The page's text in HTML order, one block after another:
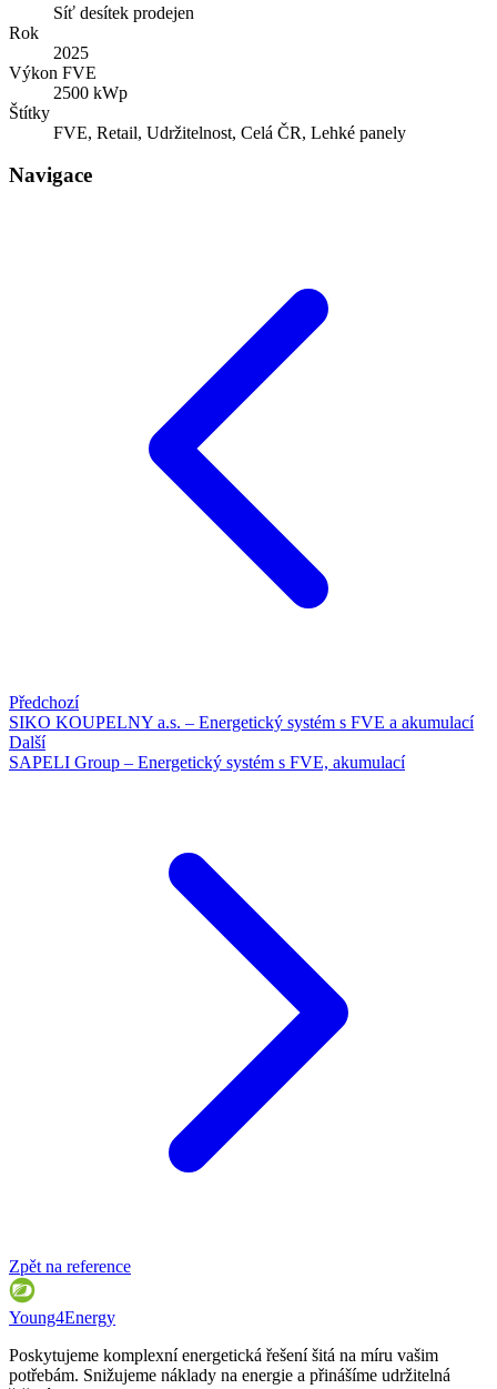
Síť desítek prodejen
Rok
2025
Výkon FVE
2500 kWp
Štítky
FVE, Retail, Udržitelnost, Celá ČR, Lehké panely
Navigace
Předchozí
SIKO KOUPELNY a.s. – Energetický systém s FVE a akumulací
Další
SAPELI Group – Energetický systém s FVE, akumulací
Zpět na reference
Young4Energy
Poskytujeme komplexní energetická řešení šitá na míru vašim
potřebám. Snižujeme náklady na energie a přinášíme udržitelná